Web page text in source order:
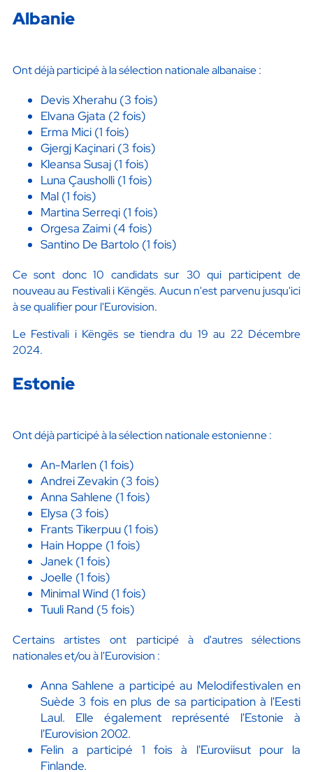
Albanie
Ont déjà participé à la sélection nationale albanaise :
Devis Xherahu (3 fois)
Elvana Gjata (2 fois)
Erma Mici (1 fois)
Gjergj Kaçinari (3 fois)
Kleansa Susaj (1 fois)
Luna Çausholli (1 fois)
Mal (1 fois)
Martina Serreqi (1 fois)
Orgesa Zaimi (4 fois)
Santino De Bartolo (1 fois)
Ce sont donc 10 candidats sur 30 qui participent de
nouveau au Festivali i Këngës. Aucun n'est parvenu jusqu'ici
à se qualifier pour l'Eurovision.
Le Festivali i Këngës se tiendra du 19 au 22 Décembre
2024.
Estonie
Ont déjà participé à la sélection nationale estonienne :
An-Marlen (1 fois)
Andrei Zevakin (3 fois)
Anna Sahlene (1 fois)
Elysa (3 fois)
Frants Tikerpuu (1 fois)
Hain Hoppe (1 fois)
Janek (1 fois)
Joelle (1 fois)
Minimal Wind (1 fois)
Tuuli Rand (5 fois)
Certains artistes ont participé à d'autres sélections
nationales et/ou à l'Eurovision :
Anna Sahlene a participé au Melodifestivalen en
Suède 3 fois en plus de sa participation à l'Eesti
Laul. Elle également représenté l'Estonie à
l'Eurovision 2002.
Felin a participé 1 fois à l'Euroviisut pour la
Finlande.